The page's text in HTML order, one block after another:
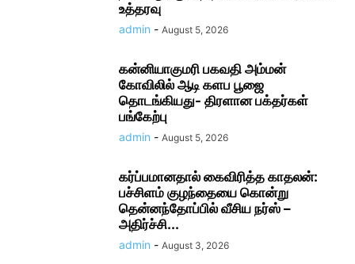
உத்தரவு
admin - August 5, 2026
கன்னியாகுமரி பகவதி அம்மன்
கோவிலில் ஆடி களப பூஜை
தொடங்கியது- திரளான பக்தர்கள்
பங்கேற்பு
admin - August 5, 2026
கர்ப்பமானதால் கைவிரித்த காதலன்:
பச்சிளம் குழந்தையை கொன்று
தென்னந்தோப்பில் வீசிய நர்ஸ் –
அதிர்ச்சி...
admin - August 3, 2026